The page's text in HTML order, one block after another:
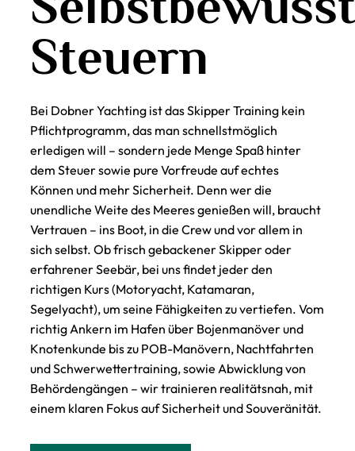
Steuern
Bei Dobner Yachting ist dasSkipper Trainingkein
Pflichtprogramm, das man schnellstmöglich
erledigen will – sondern jede Menge Spaß hinter
dem Steuer sowie pure Vorfreude auf echtes
Können und mehr Sicherheit. Denn wer die
unendliche Weite des Meeres genießen will, braucht
Vertrauen – ins Boot, in die Crew und vor allem in
sich selbst. Ob frisch gebackener Skipper oder
erfahrener Seebär, bei uns findet jeder den
richtigen Kurs (Motoryacht, Katamaran,
Segelyacht), um seine Fähigkeiten zu vertiefen. Vom
richtig Ankern im Hafen über Bojenmanöverund
Knotenkunde bis zu POB-Manövern, Nachtfahrten
undSchwerwettertraining, sowie Abwicklung von
Behördengängen – wir trainieren realitätsnah, mit
einem klaren Fokus auf Sicherheit und Souveränität.